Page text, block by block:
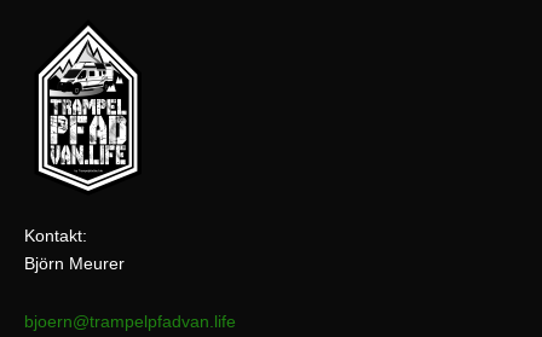
Kontakt:
Björn Meurer
bjoern@trampelpfadvan.life